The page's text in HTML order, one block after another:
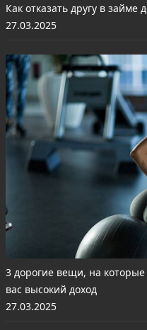
Как отказать другу в займе
27.03.2025
3 дорогие вещи, на которые
вас высокий доход
27.03.2025